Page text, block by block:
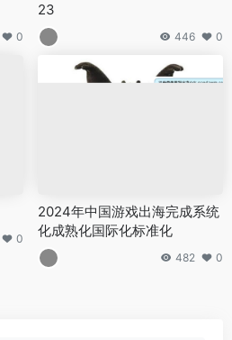
0
23
446 0
0
2024年中国游戏出海完成系统
化成熟化国际化标准化
482 0